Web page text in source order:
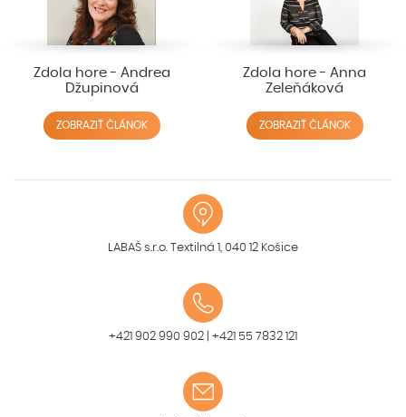
Zdola hore - Andrea
Džupinová
ZOBRAZIŤ ČLÁNOK
Zdola hore - Anna
Zeleňáková
ZOBRAZIŤ ČLÁNOK
LABAŠ s.r.o. Textilná 1, 040 12 Košice
+421 902 990 902 +421 55 7832 121